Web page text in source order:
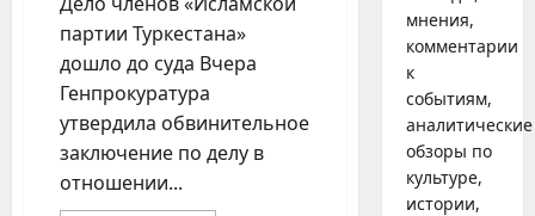
партии Туркестана»
дошло до суда Вчера
Генпрокуратура
утвердила обвинительное
заключение по делу в
отношении...
мнения,
комментарии
к
событиям,
аналитические
обзоры по
культуре,
истории,